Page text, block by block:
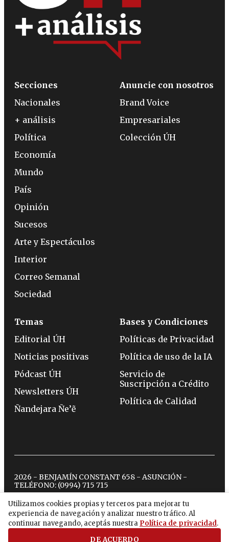
Utilizamos cookies propias y terceros para mejorar tu
experiencia de navegación y analizar nuestro tráfico. Al
continuar navegando, aceptás nuestra Política de privacidad.
DE ACUERDO
Secciones
Nacionales
+ análisis
Política
Economía
Mundo
País
Opinión
Sucesos
Arte y Espectáculos
Interior
Correo Semanal
Sociedad
Anuncie con nosotros
Brand Voice
Empresariales
Colección ÚH
Temas
Editorial ÚH
Noticias positivas
Pódcast ÚH
Newsletters ÚH
Ñandejara Ñe’ẽ
Bases y Condiciones
Políticas de Privacidad
Política de uso de la IA
Servicio de
Suscripción a Crédito
Política de Calidad
2026 - BENJAMÍN CONSTANT 658 - ASUNCIÓN -
TELÉFONO: (0994) 715 715
twitterinstagram
facebook
tiktokyoutubespotify